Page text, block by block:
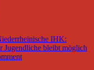
IHK:
Jugendliche bleibt möglich